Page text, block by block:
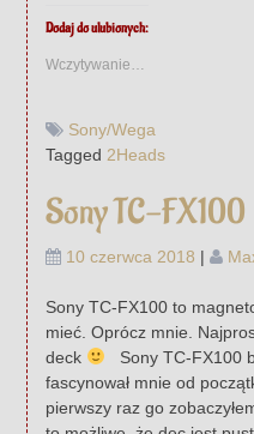
Dodaj do ulubionych:
Wczytywanie…
Sony/Wega
Tagged 2Heads
Sony TC-FX100
10 czerwca 2018 |
Sony TC-FX100 to
mieć. Oprócz mnie.
deck
Sony TC-FX100
fascynował mnie od
pierwszy raz go